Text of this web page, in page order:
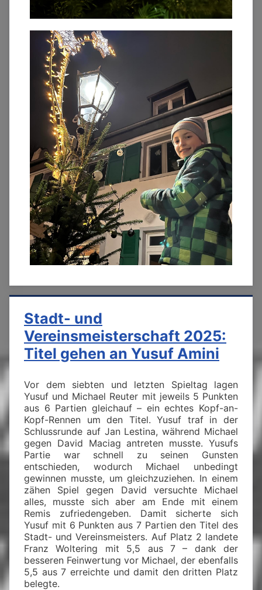
Stadt- und
Vereinsmeisterschaft 2025:
Titel gehen an Yusuf Amini
Vor dem siebten und letzten Spieltag lagen
Yusuf und Michael Reuter mit jeweils 5 Punkten
aus 6 Partien gleichauf – ein echtes Kopf-an-
Kopf-Rennen um den Titel. Yusuf traf in der
Schlussrunde auf Jan Lestina, während Michael
gegen David Maciag antreten musste. Yusufs
Partie war schnell zu seinen Gunsten
entschieden, wodurch Michael unbedingt
gewinnen musste, um gleichzuziehen. In einem
zähen Spiel gegen David versuchte Michael
alles, musste sich aber am Ende mit einem
Remis zufriedengeben. Damit sicherte sich
Yusuf mit 6 Punkten aus 7 Partien den Titel des
Stadt- und Vereinsmeisters. Auf Platz 2 landete
Franz Woltering mit 5,5 aus 7 – dank der
besseren Feinwertung vor Michael, der ebenfalls
5,5 aus 7 erreichte und damit den dritten Platz
belegte.